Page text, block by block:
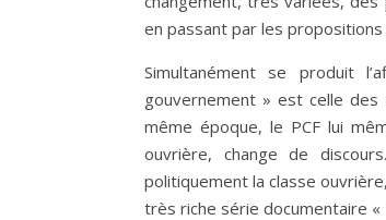
en passant par les
Simultanément se produit
gouvernement » est celle des
même époque, le PCF lui
ouvrière, change de
politiquement la classe
très riche série documentaire